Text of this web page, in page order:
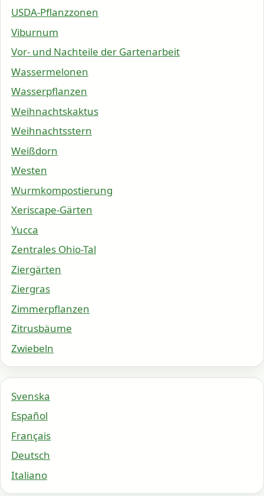
USDA-Pflanzzonen
Viburnum
Vor- und Nachteile der Gartenarbeit
Wassermelonen
Wasserpflanzen
Weihnachtskaktus
Weihnachtsstern
Weißdorn
Westen
Wurmkompostierung
Xeriscape-Gärten
Yucca
Zentrales Ohio-Tal
Ziergärten
Ziergras
Zimmerpflanzen
Zitrusbäume
Zwiebeln
Svenska
Español
Français
Deutsch
Italiano